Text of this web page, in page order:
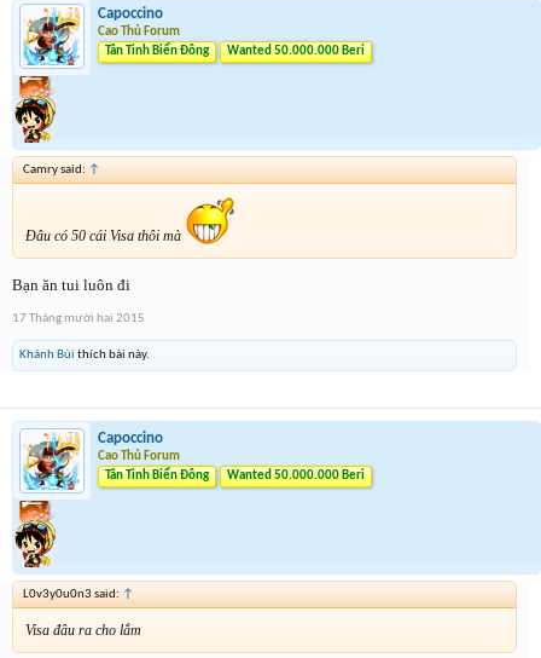
Capoccino
Cao Thủ Forum
Tân Tinh Biển Đông
Wanted 50.000.000 Beri
Camry said: ↑
Đâu có 50 cái Visa thôi mà
Bạn ăn tui luôn đi
17 Tháng mười hai 2015
Khánh Bùi thích bài này.
Capoccino
Cao Thủ Forum
Tân Tinh Biển Đông
Wanted 50.000.000 Beri
L0v3y0u0n3 said: ↑
Visa đâu ra cho lắm